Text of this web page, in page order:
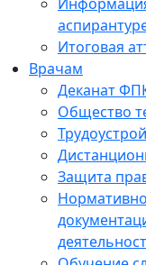
Итоговая
Врачам
Деканат
Общество
Защита